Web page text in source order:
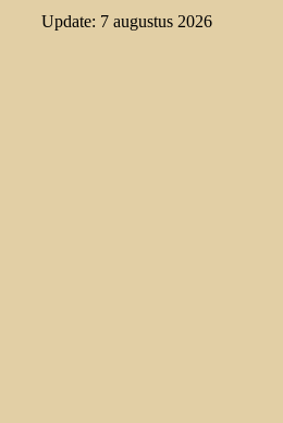
Update: 7 augustus 2026